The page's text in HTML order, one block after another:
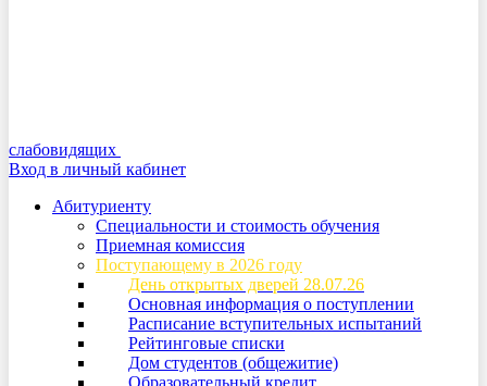
слабовидящих
Вход в личный кабинет
Абитуриенту
Специальности и стоимость обучения
Приемная комиссия
Поступающему в 2026 году
День открытых дверей 28.07.26
Основная информация о поступлении
Расписание вступительных испытаний
Рейтинговые списки
Дом студентов (общежитие)
Образовательный кредит